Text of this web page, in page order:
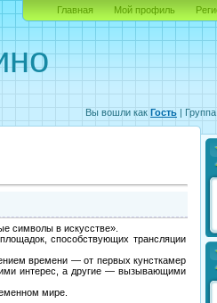
Вы вошли как Гость | Группа
Главная Мой профиль
символы в искусстве».
способствующих трансляции
времени — от первых кунсткамер
интерес, а другие — вызывающими
мире.